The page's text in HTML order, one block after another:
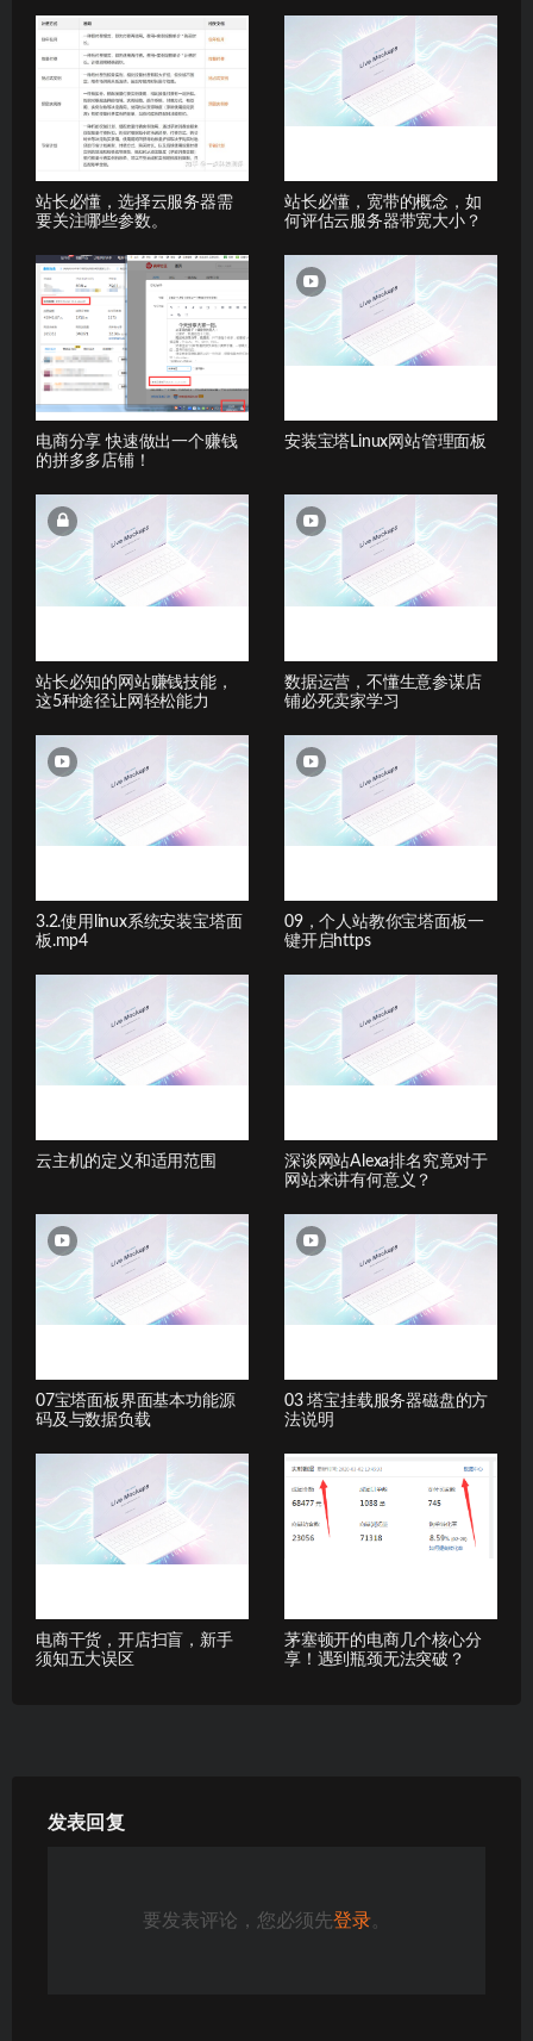
站长必懂，选择云服务器需
要关注哪些参数。
站长必懂，宽带的概念，如
何评估云服务器带宽大小？
电商分享 快速做出一个赚钱
的拼多多店铺！
安装宝塔Linux网站管理面板
站长必知的网站赚钱技能，
这5种途径让网轻松能力
数据运营，不懂生意参谋店
铺必死卖家学习
3.2.使用linux系统安装宝塔面
板.mp4
09，个人站教你宝塔面板一
键开启https
云主机的定义和适用范围
深谈网站Alexa排名究竟对于
网站来讲有何意义？
07宝塔面板界面基本功能源
码及与数据负载
03 塔宝挂载服务器磁盘的方
法说明
电商干货，开店扫盲，新手
须知五大误区
茅塞顿开的电商几个核心分
享！遇到瓶颈无法突破？
发表回复
要发表评论，您必须先登录。